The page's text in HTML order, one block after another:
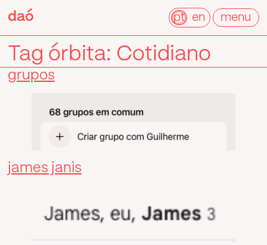
para
conteúdo
daó pt en menu
daó
Tag órbita: Cotidiano
grupos
james janis